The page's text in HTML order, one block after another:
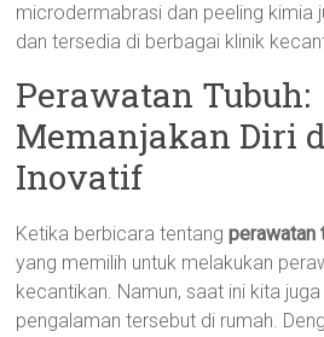
microdermabrasi dan peeling kimia
dan tersedia di berbagai klinik
Perawatan Tubuh:
Memanjakan Diri
Inovatif
Ketika berbicara tentangperawatan
yang memilih untuk melakukan
kecantikan. Namun, saat ini kita
pengalaman tersebut di rumah.